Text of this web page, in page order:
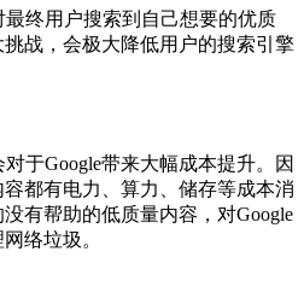
终用户搜索到自己想要的优质
战，会极大降低用户的搜索引擎
于Google带来大幅成本提升。因
都有电力、算力、储存等成本消
有帮助的低质量内容，对Google
络垃圾。